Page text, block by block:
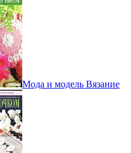
Мода и модель Вязание